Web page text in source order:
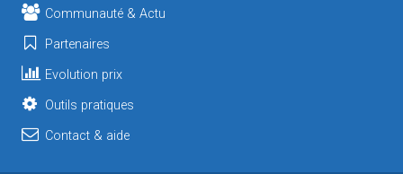
Communauté & Actu
Partenaires
Evolution prix
Outils pratiques
Contact & aide